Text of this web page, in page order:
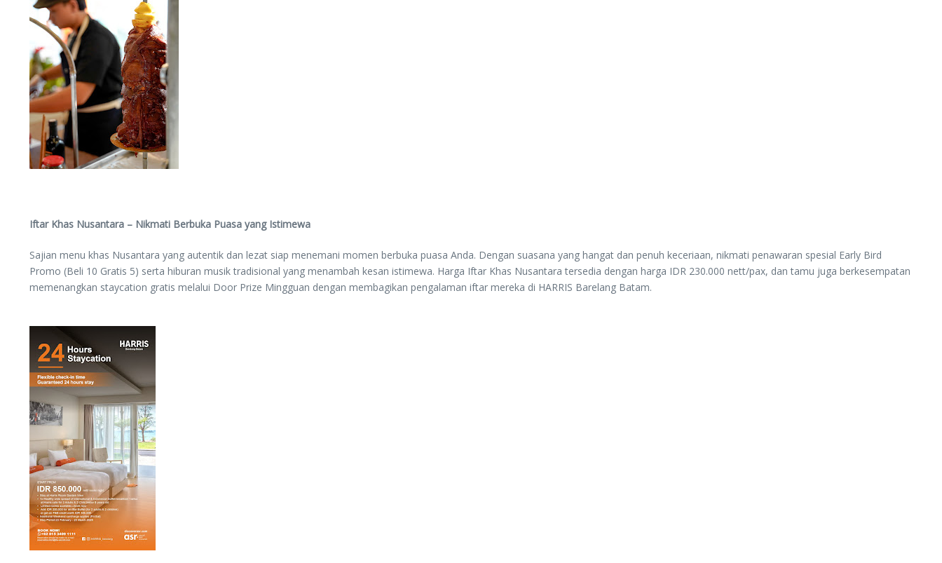
Iftar Khas Nusantara – Nikmati Berbuka Puasa yang Istimewa
Sajian menu khas Nusantara yang autentik dan lezat siap menemani momen berbuka puasa Anda. Dengan suasana yang hangat dan penuh keceriaan, nikmati penawaran spesial Early Bird
Promo (Beli 10 Gratis 5) serta hiburan musik tradisional yang menambah kesan istimewa. Harga Iftar Khas Nusantara tersedia dengan harga IDR 230.000 nett/pax, dan tamu juga berkesempatan
memenangkan staycation gratis melalui Door Prize Mingguan dengan membagikan pengalaman iftar mereka di HARRIS Barelang Batam.